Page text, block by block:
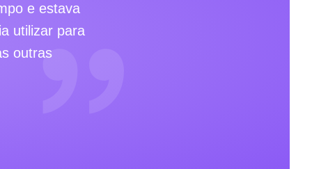
e estava
utilizar para
outras